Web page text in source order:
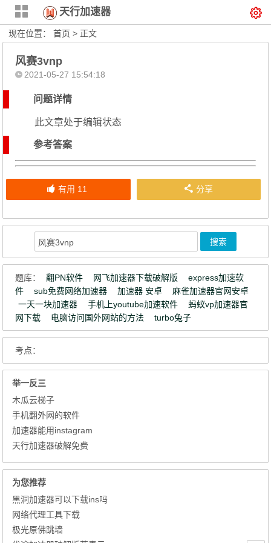
天行加速器
现在位置：首页 > 正文
风赛3vnp
2021-05-27 15:54:18
问题详情
此文章处于编辑状态
参考答案
有用 11 分享
题库： 翻PN软件 网飞加速器下载破解版
express加速软
件
sub免费网络加速器 加速器 安卓
麻雀加速器官网安卓
一天一块加速器
手机上youtube加速软件
蚂蚁vp加速器官
网下载
电脑访问国外网站的方法 turbo兔子
考点：
举一反三
木瓜云梯子
手机翻外网的软件
加速器能用instagram
天行加速器破解免费
为您推荐
黑洞加速器可以下载ins吗
网络代理工具下载
极光原佛跳墙